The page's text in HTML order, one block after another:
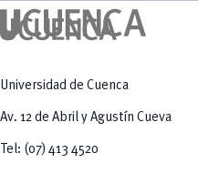
Universidad de Cuenca
Av. 12 de Abril y Agustín Cueva
Tel: (07) 413 4520